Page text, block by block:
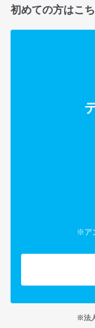
初めての方はこ
※ア
※法